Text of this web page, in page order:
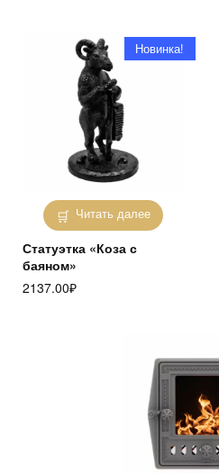
Читать далее
Новинка!
Статуэтка «Коза с
баяном»
2137.00₽